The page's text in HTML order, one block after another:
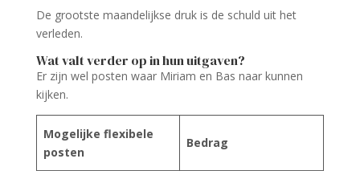
De grootste maandelijkse druk is de schuld uit het
verleden.
Wat valt verder op in hun uitgaven?
Er zijn wel posten waar Miriam en Bas naar kunnen
kijken.
Mogelijke flexibele
posten
Bedrag